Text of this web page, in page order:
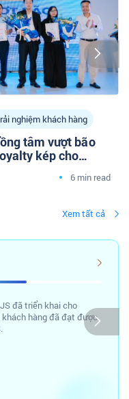
nghiệm khách hàng
tâm vượt bão
kép cho
cộng đồng6 min read
Xem tất cả
đã triển khai cho
khách hàng đã đạt được